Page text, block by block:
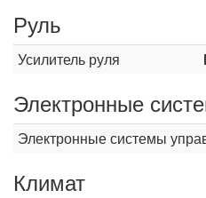
Руль
Усилитель руля
Электронные
Электронные системы
Климат